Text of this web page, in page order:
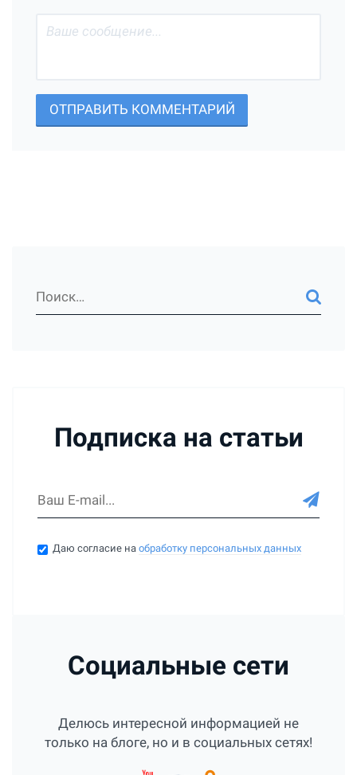
ОТПРАВИТЬ КОММЕНТАРИЙ
Подписка на статьи
Даю согласие наобработку персональных данных
Социальные сети
Делюсь интересной информацией не
только на блоге, но и в социальных сетях!